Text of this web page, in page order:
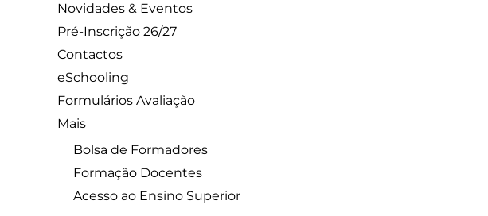
Novidades & Eventos
Pré-Inscrição 26/27
Contactos
eSchooling
Formulários Avaliação
Mais
Bolsa de Formadores
Formação Docentes
Acesso ao Ensino Superior